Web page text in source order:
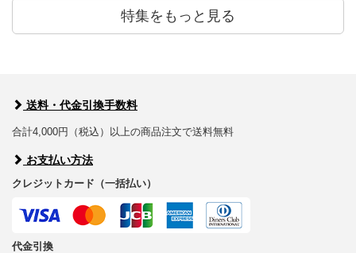
特集をもっと見る
送料・代金引換手数料
合計4,000円（税込）以上の商品注文で送料無料
お支払い方法
クレジットカード（一括払い）
代金引換